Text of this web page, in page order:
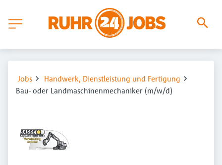
Jobs
Handwerk, Dienstleistung und Fertigung
Bau- oder Landmaschinenmechaniker (m/w/d)